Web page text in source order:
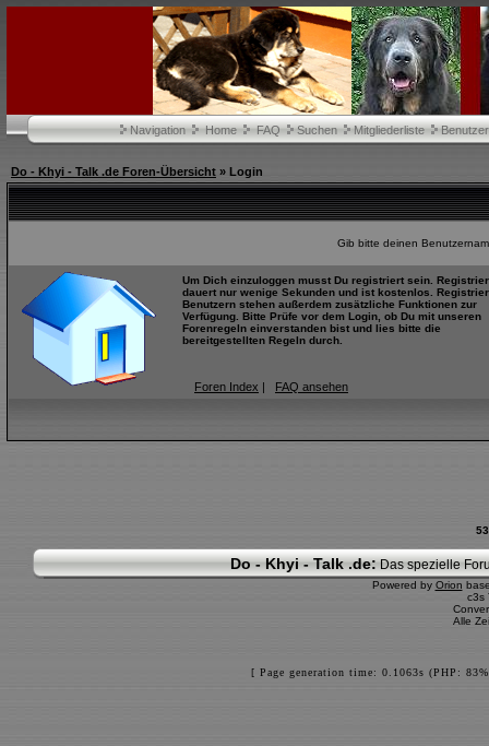
Navigation Home FAQ Suchen Mitgliederliste
Do - Khyi - Talk .de Foren-Übersicht » Login
Gib bitte deinen
Um Dich einzuloggen musst Du registriert sein.
dauert nur wenige Sekunden und ist kostenlos.
Benutzern stehen außerdem zusätzliche Funktionen zur
Verfügung. Bitte Prüfe vor dem Login, ob Du mit unseren
Forenregeln einverstanden bist und lies bitte die
bereitgestellten Regeln durch.
Foren Index | FAQ ansehen
Do - Khyi - Talk .de: Das spezielle
Powered by Orion
c3s
Alle
[ Page generation time: 0.1063s (PHP: